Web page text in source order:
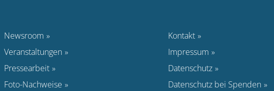
Newsroom
Veranstaltungen
Pressearbeit
Foto-Nachweise
Kontakt
Impressum
Datenschutz
Datenschutz bei Spenden